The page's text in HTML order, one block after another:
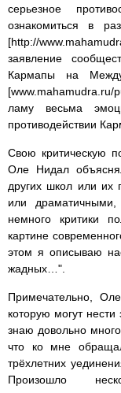
серьезное
ознакомиться в
[http://
заявление
Кармапы на
ламу весьма
противодействии
Свою критическую
Оле Нидал
других школ или их
или
немного критики
картине
этом я описываю
жадных…".
Примечательно,
которую могут
знаю довольно
что ко мне
трёхлетних
Произошло